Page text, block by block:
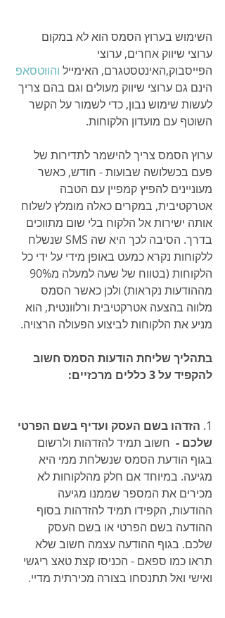
השימוש בערוץ הסמס הוא לא במקום
ערוצי שיווק אחרים, ערוצי
הפייסבוק,האינטסטגרם, האימייל והווטסאפ
הינם גם ערוצי שיווק מעולים וגם בהם צריך
לעשות שימוש נבון, כדי לשמור על הקשר
השוטף עם מועדון הלקוחות.
ערוץ הסמס צריך להישמר לתדירות של
פעם בכשלושה שבועות - חודש, כאשר
מעוניינים להפיץ קמפיין עם הטבה
אטרקטיבית, במקרים כאלה מומלץ לשלוח
אותה ישירות אל הלקוח בלי שום מתווכים
בדרך. הסיבה לכך היא שה SMS שנשלח
ללקוחות נקרא כמעט באופן מידי על ידי כל
מההודעות נקראות) ולכן כאשר הסמס
מלווה בהצעה אטרקטיבית ורלוונטית, הוא
מניע את הלקוחות לביצוע הפעולה הרצויה.
בתהליך שליחת הודעות הסמס חשוב
להקפיד על 3 כללים מרכזיים:
1. הזדהו בשם העסק ועדיף בשם הפרטי
שלכם - חשוב תמיד להזדהות ולרשום
בגוף הודעת הסמס שנשלחת ממי היא
מגיעה. במיוחד אם חלק מהלקוחות לא
מכירים את המספר שממנו מגיעה
ההודעות, הקפידו תמיד להזדהות בסוף
ההודעה בשם הפרטי או בשם העסק
שלכם. בגוף ההודעה עצמה חשוב שלא
תראו כמו ספאם - הכניסו קצת טאצ ריגשי
ואישי ואל תתנסחו בצורה מכירתית מדיי.